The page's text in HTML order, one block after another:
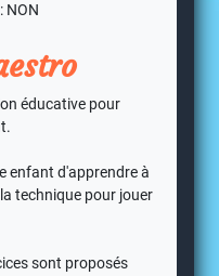
NON
éducative pour
enfant d'apprendre à
technique pour jouer
sont proposés